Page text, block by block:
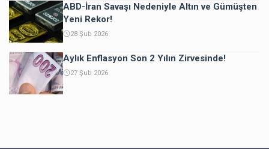
ABD-İran Savaşı Nedeniyle Altın ve Gümüşten
Yeni Rekor!
28 Şub 2026
Aylık Enflasyon Son 2 Yılın Zirvesinde!
27 Şub 2026